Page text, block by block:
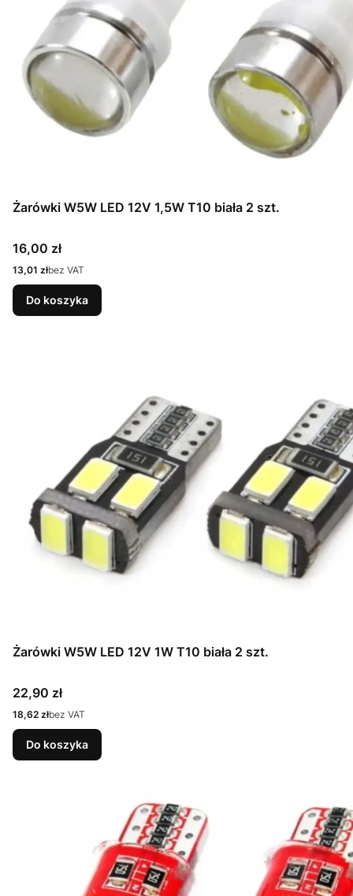
Żarówki W5W LED 12V 1,5W T10 biała 2 szt.
Cena
16,00 zł
Cena
13,01 złbez VAT
Do koszyka
Żarówki W5W LED 12V 1W T10 biała 2 szt.
Cena
22,90 zł
Cena
18,62 złbez VAT
Do koszyka